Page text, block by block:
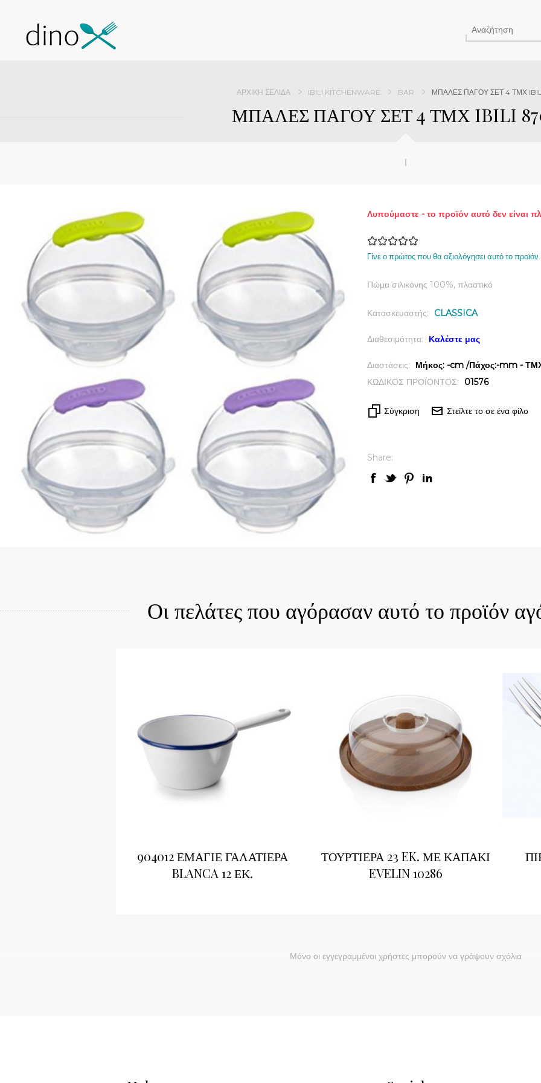
ΑΡΧΙΚΉ ΣΕΛΊΔΑ IBILI KITCHENWARE BAR ΜΠΑΛΕΣ ΠΑΓΟΥ ΣΕΤ 4 ΤΜΧ
ΜΠΑΛΕΣ ΠΑΓΟΥ ΣΕΤ 4 ΤΜΧ IBILI
Λυπούμαστε - το προϊόν αυτό δεν είναι
Γίνε ο πρώτος που θα αξιολόγησει αυτό το προϊόν
Πώμα σιλικόνης 100%, πλαστικό
Κατασκευαστής: CLASSICA
Διαθεσιμότητα: Καλέστε μας
Διαστάσεις:
Μήκος: -cm /Πάχος:-mm - ΤΜΧ
ΚΩΔΙΚΟΣ ΠΡΟΪΟΝΤΟΣ:
01576
Σύγκριση Στείλτε το σε ένα φίλο
Share:
Οι πελάτες που αγόρασαν αυτό το προϊόν
904012 ΕΜΑΓΙΕ ΓΑΛΑΤΙΕΡΑ
BLANCA 12 ΕΚ.
ΤΟΥΡΤΙΕΡΑ 23 EK. ΜΕ ΚΑΠΑΚΙ
EVELIN 10286
Μόνο οι εγγεγραμμένοι χρήστες μπορούν να γράψουν σχόλια